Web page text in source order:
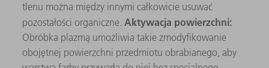
tlenu można między innymi całkowicie usuwać
pozostałości organiczne.Aktywacja powierzchni:
Obróbka plazmą umożliwia takie zmodyfikowanie
obojętnej powierzchni przedmiotu obrabianego, aby